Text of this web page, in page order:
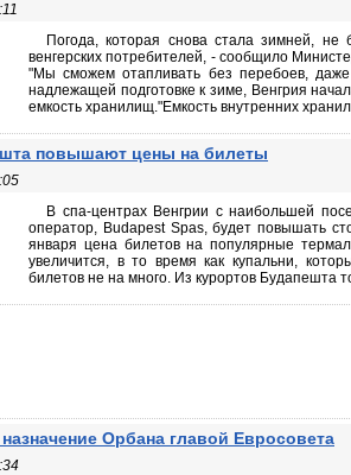
Погода, которая снова стала зимней, не
венгерских потребителей, - сообщило
"Мы сможем отапливать без перебоев,
надлежащей подготовке к зиме, Венгрия
емкость хранилищ."Емкость внутренних
повышают цены на билеты
В спа-центрах Венгрии с наибольшей
оператор, Budapest Spas, будет повышать
января цена билетов на популярные
увеличится, в то время как купальни,
билетов не на много. Из курортов Будапешта
Орбана главой Евросовета